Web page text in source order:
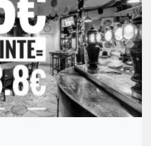
Suivant